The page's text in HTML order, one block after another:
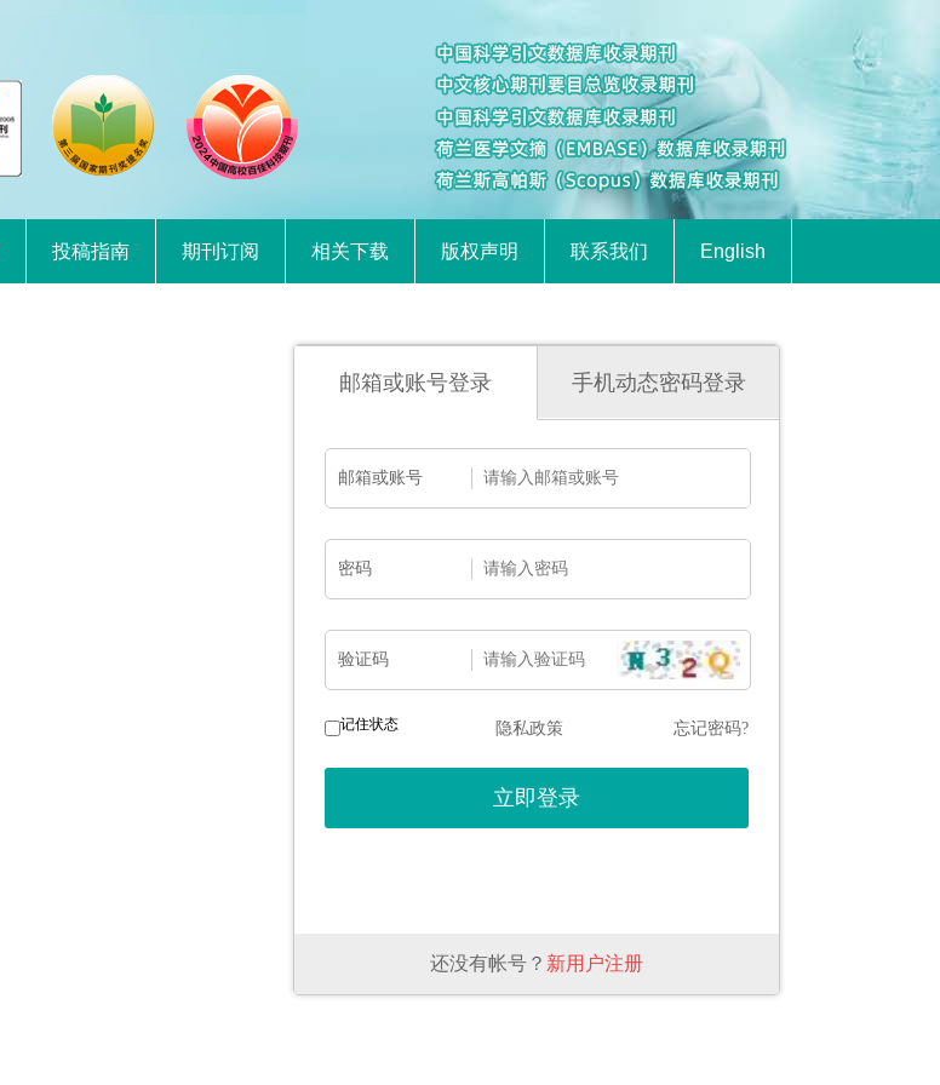
投稿指南 期刊订阅 相关下载 版权声明 联系我们 English
邮箱或账号登录 手机动态密码登录
邮箱或账号
密码
验证码
记住状态 隐私政策 忘记密码?
还没有帐号？ 新用户注册